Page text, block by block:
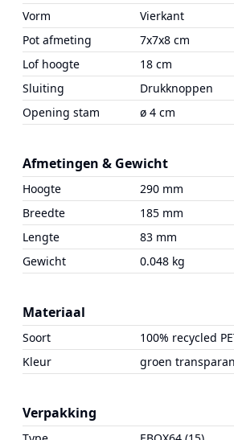
Vorm
Vierkant
Pot afmeting
7x7x8 cm
Lof hoogte
18 cm
Sluiting
Drukknoppen
Opening stam
ø 4 cm
Afmetingen & Gewicht
Hoogte
290 mm
Breedte
185 mm
Lengte
83 mm
Gewicht
0.048 kg
Materiaal
Soort
100% recycled
Kleur
groen
Verpakking